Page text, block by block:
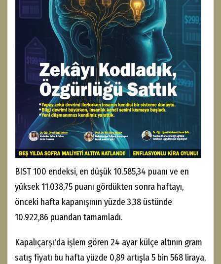
BIST 100 endeksi, en düşük 10.585,34 puanı ve en
yüksek 11.038,75 puanı gördükten sonra haftayı,
önceki hafta kapanışının yüzde 3,38 üstünde
10.922,86 puandan tamamladı.
Kapalıçarşı'da işlem gören 24 ayar külçe altının gram
satış fiyatı bu hafta yüzde 0,89 artışla 5 bin 568 liraya,